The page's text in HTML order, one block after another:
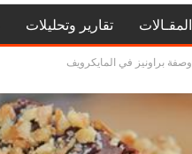
المقـالات تقارير وتحليلات
وصفة براونيز في المايكرويف